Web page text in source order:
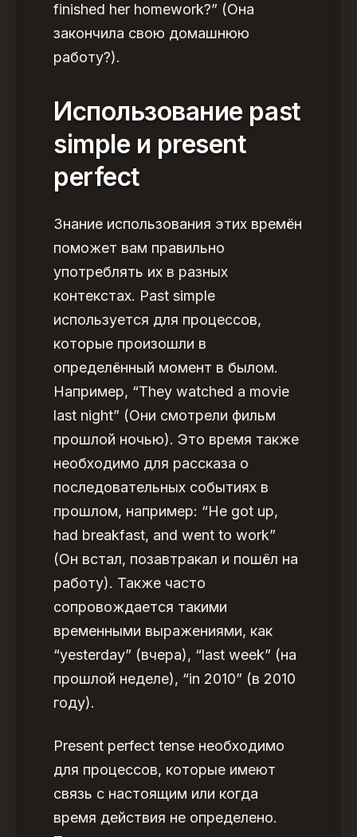
finished her homework?” (Она
закончила свою домашнюю
работу?).
Использование past
simple и present
perfect
Знание использования этих времён
поможет вам правильно
употреблять их в разных
контекстах. Past simple
используется для процессов,
которые произошли в
определённый момент в былом.
Например, “They watched a movie
last night” (Они смотрели фильм
прошлой ночью). Это время также
необходимо для рассказа о
последовательных событиях в
прошлом, например: “He got up,
had breakfast, and went to work”
(Он встал, позавтракал и пошёл на
работу). Также часто
сопровождается такими
временными выражениями, как
“yesterday” (вчера), “last week” (на
прошлой неделе), “in 2010” (в 2010
году).
Present perfect tense необходимо
для процессов, которые имеют
связь с настоящим или когда
время действия не определено.